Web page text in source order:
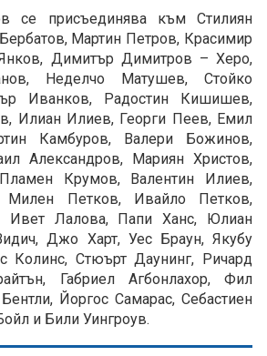
се присъединява към Стилиян
Мартин Петров, Красимир
Димитър Димитров – Херо,
Неделчо Матушев, Стойко
Иванков, Радостин Кишишев,
Илиан Илиев, Георги Пеев, Емил
Камбуров, Валери Божинов,
Александров, Мариян Христов,
Крумов, Валентин Илиев,
Милен Петков, Ивайло Петков,
Ивет Лалова, Папи Ханс, Юлиан
Джо Харт, Уес Браун, Якубу
Колинс, Стюърт Даунинг, Ричард
Габриел Агбонлахор, Фил
Йоргос Самарaс, Себастиен
и Били Уингроув.